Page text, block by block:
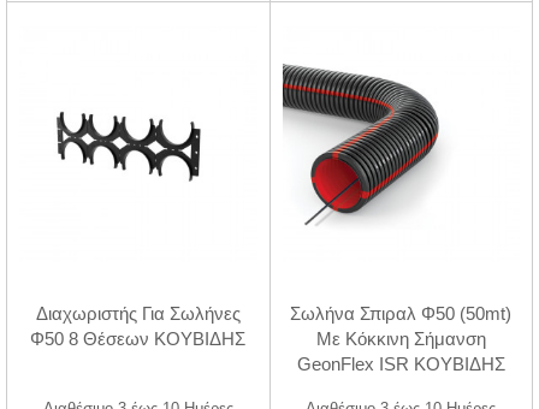
Διαχωριστής Για Σωλήνες
Φ50 8 Θέσεων ΚΟΥΒΙΔΗΣ
Σωλήνα Σπιραλ Φ50 (50mt)
Με Κόκκινη Σήμανση
GeonFlex ISR ΚΟΥΒΙΔΗΣ